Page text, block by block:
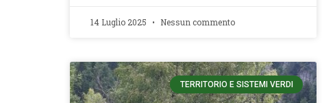
14 Luglio 2025 Nessun commento
TERRITORIO E SISTEMI VERDI